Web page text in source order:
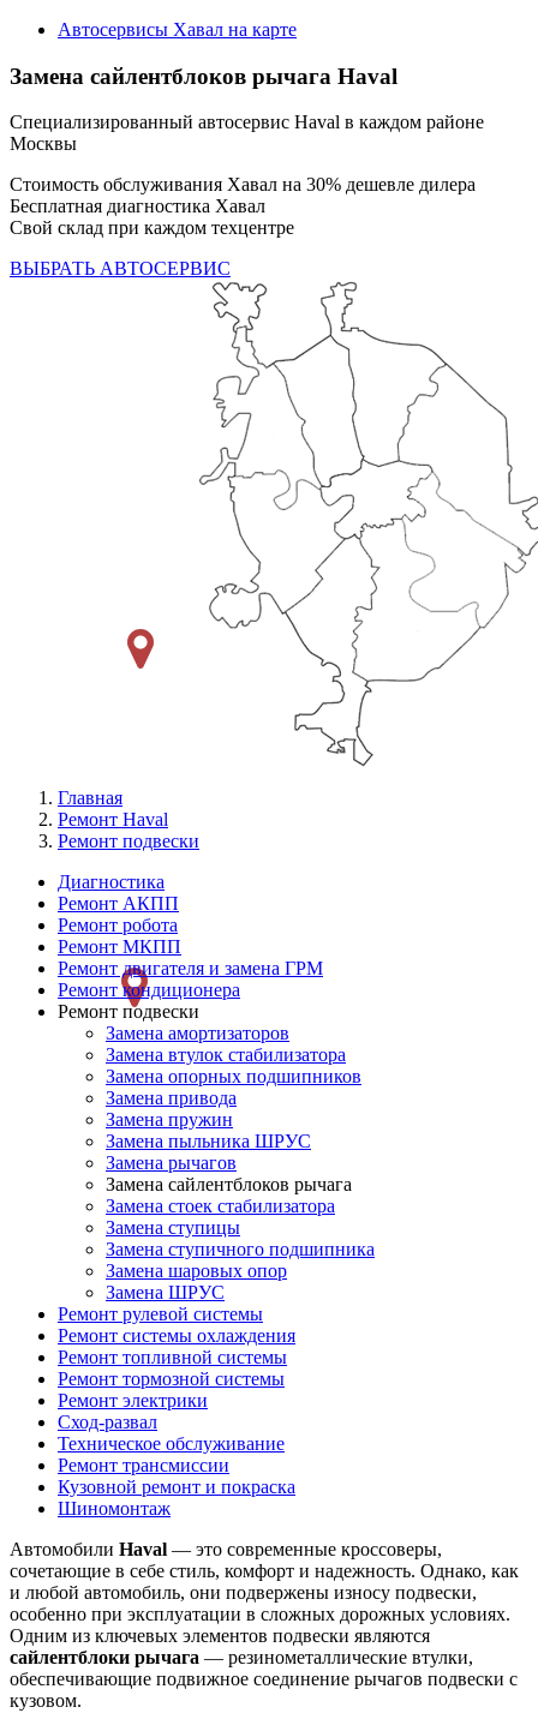
Автосервисы Хавал на карте
Замена сайлентблоков рычага Haval
Специализированный автосервис Haval в каждом районе
Москвы
Стоимость обслуживания Хавал на 30% дешевле дилера
Бесплатная диагностика Хавал
Свой склад при каждом техцентре
ВЫБРАТЬ АВТОСЕРВИС
Главная
Ремонт Haval
Ремонт подвески
Меню
Ремонт
слева
Диагностика
Ремонт АКПП
Ремонт робота
Ремонт МКПП
Ремонт двигателя и замена ГРМ
Ремонт кондиционера
Ремонт подвески
Замена амортизаторов
Замена втулок стабилизатора
Замена опорных подшипников
Замена привода
Замена пружин
Замена пыльника ШРУС
Замена рычагов
Замена сайлентблоков рычага
Замена стоек стабилизатора
Замена ступицы
Замена ступичного подшипника
Замена шаровых опор
Замена ШРУС
Ремонт рулевой системы
Ремонт системы охлаждения
Ремонт топливной системы
Ремонт тормозной системы
Ремонт электрики
Сход-развал
Техническое обслуживание
Ремонт трансмиссии
Кузовной ремонт и покраска
Шиномонтаж
Автомобили Haval — это современные кроссоверы,
сочетающие в себе стиль, комфорт и надежность. Однако, как
и любой автомобиль, они подвержены износу подвески,
особенно при эксплуатации в сложных дорожных условиях.
Одним из ключевых элементов подвески являются
сайлентблоки рычага — резинометаллические втулки,
обеспечивающие подвижное соединение рычагов подвески с
кузовом.